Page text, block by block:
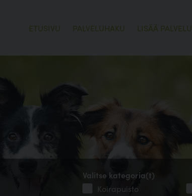
ETUSIVU PALVELUHAKU LISÄÄ PALVELU
Valitse kategoria(t)
Koirapuisto